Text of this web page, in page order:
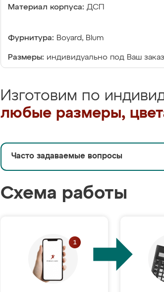
Материал корпуса: ДСП
Фурнитура: Boyard, Blum
Размеры: индивидуально под Ваш заказ
Изготовим по
любые размеры,
Часто задаваемые вопросы
Схема работы